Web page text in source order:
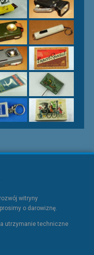
witryny
o darowiznę.
utrzymanie techniczne